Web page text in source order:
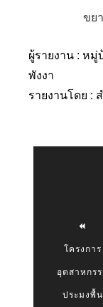
ขย
ผู้รายงาน : หมู่
พังงา
รายงานโดย :
โครงการ
อุตสาหกร
ประมงพื้น